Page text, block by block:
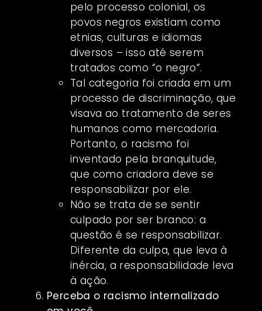
pelo processo colonial, os
povos negros existiam como
etnias, culturas e idiomas
diversos – isso até serem
tratados como “o negro”.
Tal categoria foi criada em um
processo de discriminação, que
visava ao tratamento de seres
humanos como mercadoria.
Portanto, o racismo foi
inventado pela branquitude,
que como criadora deve se
responsabilizar por ele.
Não se trata de se sentir
culpado por ser branco: a
questão é se responsabilizar.
Diferente da culpa, que leva à
inércia, a responsabilidade leva
à ação.
Perceba o racismo internalizado